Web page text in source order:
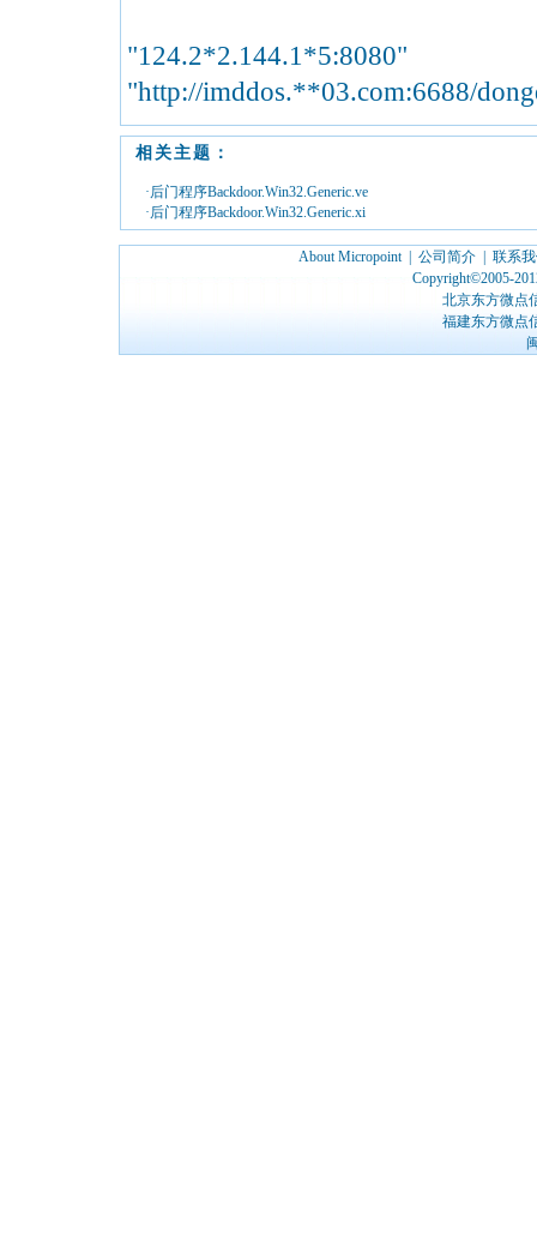
"124.2*2.144.1*5:8080"
"http://imddos.**03.com:6688/
相关主题：
·后门程序Backdoor.Win32.Generic.ve
·后门程序Backdoor.Win32.Generic.xi
About Micropoint| 公司简介
联系
Copyright©2005-
北京东方微点
福建东方微点